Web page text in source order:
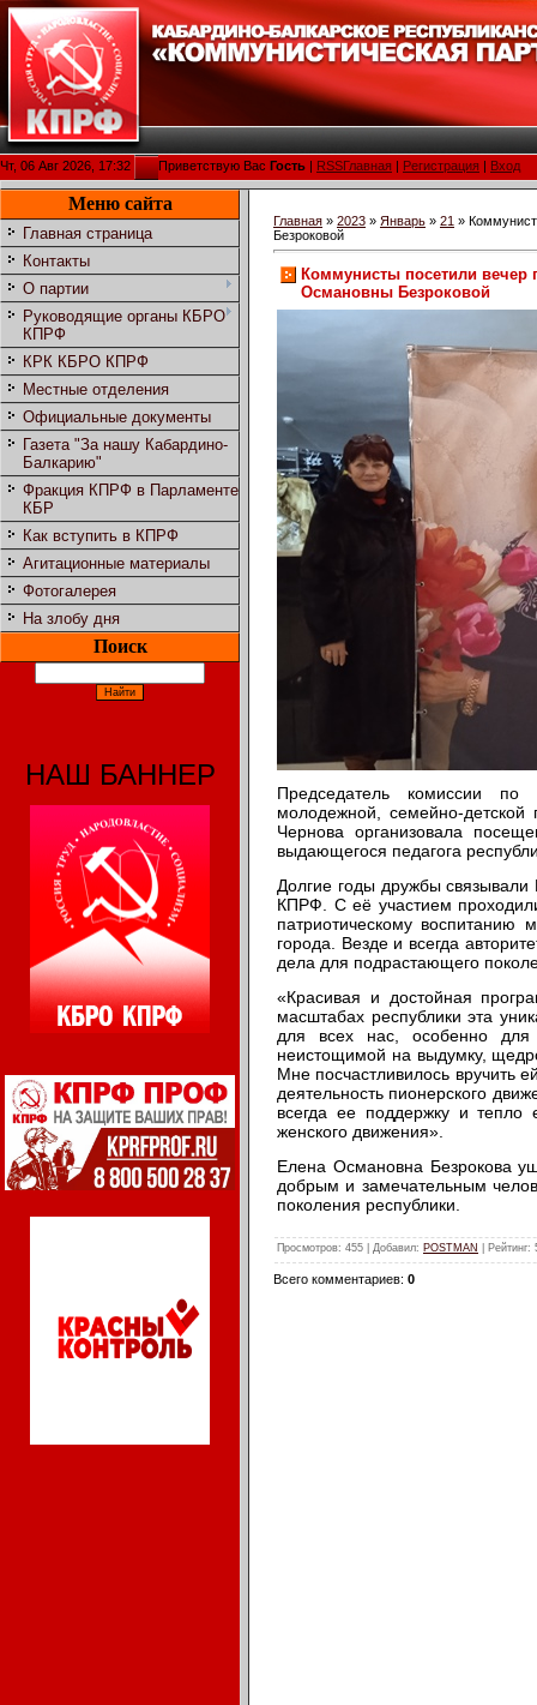
Чт, 06 Авг 2026, 17:32 Приветствую Вас Гость RSSГлавная Регистрация Вход
Меню сайта
Главная страница
Контакты
О партии
Руководящие органы КБРО
КПРФ
КРК КБРО КПРФ
Местные отделения
Официальные документы
Газета "За нашу Кабардино-
Балкарию"
Фракция КПРФ в Парламенте
КБР
Как вступить в КПРФ
Агитационные материалы
Фотогалерея
На злобу дня
Поиск
НАШ БАННЕР
Главная » 2023 » Январь » 21 »
Безроковой
Коммунисты посетили вечер
Османовны Безроковой
Председатель комиссии по
молодежной, семейно-
Чернова организовала
выдающегося педагога
Долгие годы дружбы связывали
КПРФ. С её участием
патриотическому
города. Везде и всегда
дела для подрастающего
«Красивая и достойная
масштабах республики эта
для всех нас, особенно
неистощимой на выдумку,
Мне посчастливилось вручить
деятельность пионерского
всегда ее поддержку и
женского движения».
Елена Османовна Безрокова
добрым и замечательным
поколения республики.
Просмотров: 455 | Добавил: POSTMAN Рейтинг:
Всего комментариев: 0